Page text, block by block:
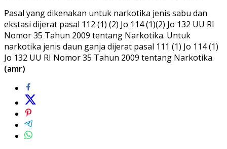
Pasal yang dikenakan untuk narkotika jenis sabu dan
ekstasi dijerat pasal 112 (1) (2) Jo 114 (1)(2) Jo 132 UU RI
Nomor 35 Tahun 2009 tentang Narkotika. Untuk
narkotika jenis daun ganja dijerat pasal 111 (1) Jo 114 (1)
Jo 132 UU RI Nomor 35 Tahun 2009 tentang Narkotika.
(amr)